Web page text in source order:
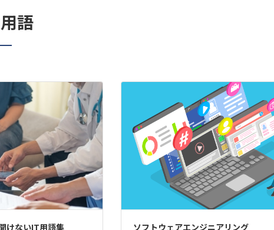
語
けないIT用語集 ソフトウェアエンジニアリング